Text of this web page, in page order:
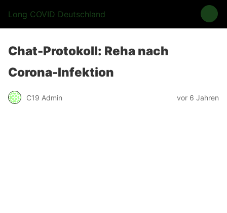
Long COVID Deutschland
Chat-Protokoll: Reha nach
Corona-Infektion
C19 Admin vor 6 Jahren